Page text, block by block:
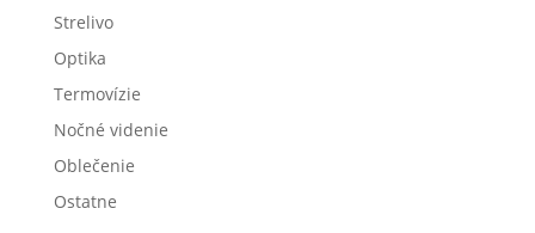
Strelivo
Optika
Termovízie
Nočné videnie
Oblečenie
Ostatne